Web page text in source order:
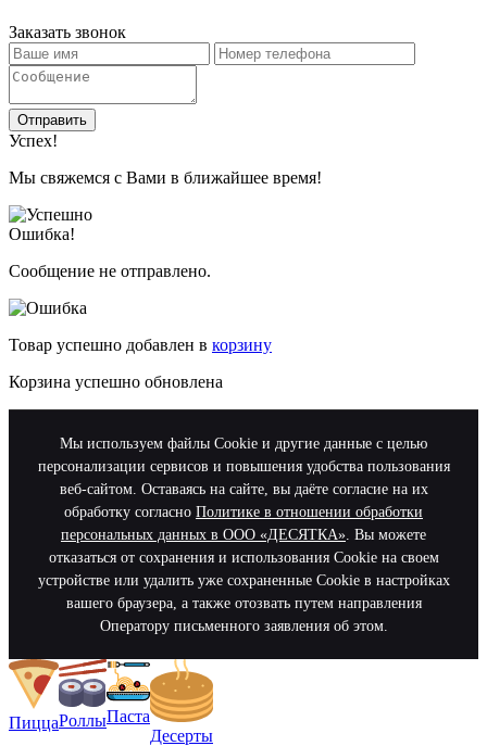
Заказать звонок
Отправить
Успех!
Мы свяжемся с Вами в ближайшее время!
Ошибка!
Сообщение не отправлено.
Товар успешно добавлен в корзину
Корзина успешно обновлена
Мы используем файлы Cookie и другие данные с целью
персонализации сервисов и повышения удобства пользования
веб-сайтом. Оставаясь на сайте, вы даёте согласие на их
обработку согласно Политике в отношении обработки
персональных данных в ООО «ДЕСЯТКА». Вы можете
отказаться от сохранения и использования Cookie на своем
устройстве или удалить уже сохраненные Cookie в настройках
вашего браузера, а также отозвать путем направления
Оператору письменного заявления об этом.
ПиццаРоллыПаста
Десерты